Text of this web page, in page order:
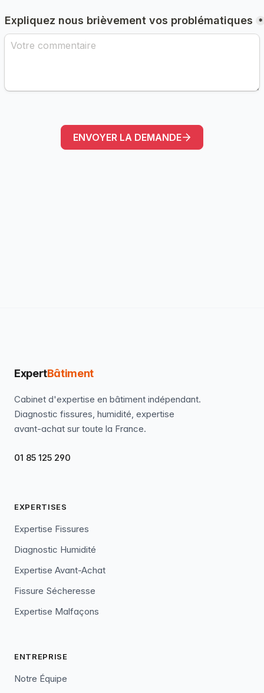
ExpertBâtiment
Cabinet d'expertise en bâtiment indépendant.
Diagnostic fissures, humidité, expertise
avant-achat sur toute la France.
01 85 125 290
EXPERTISES
Expertise Fissures
Diagnostic Humidité
Expertise Avant-Achat
Fissure Sécheresse
Expertise Malfaçons
ENTREPRISE
Notre Équipe